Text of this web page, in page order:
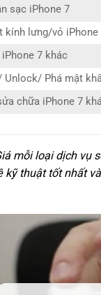
sạc iPhone 7
kính lưng/vỏ iPhone
7 khác
Unlock/ Phá mật
chữa iPhone 7
mỗi loại dịch vụ
kỹ thuật tốt nhất